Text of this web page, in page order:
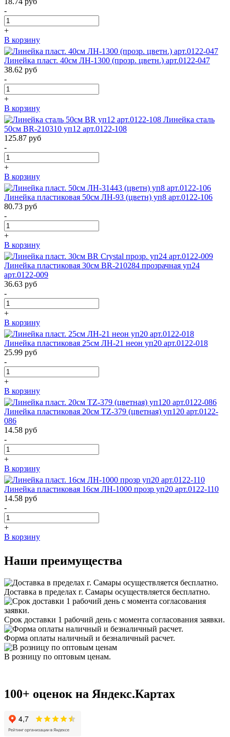
-
+
В корзину
Линейка пласт. 40см ЛН-1300 (прозр. цветн.) арт.0122-047
38.62 руб
-
+
В корзину
Линейка сталь
50см BR-210310 уп12 арт.0122-108
125.87 руб
-
+
В корзину
Линейка пластиковая 50см ЛН-93 (цветн) уп8 арт.0122-106
80.73 руб
-
+
В корзину
Линейка пластиковая 30см BR-210284 прозрачная уп24
арт.0122-009
36.63 руб
-
+
В корзину
Линейка пластиковая 25см ЛН-21 неон уп20 арт.0122-018
25.99 руб
-
+
В корзину
Линейка пластиковая 20см TZ-379 (цветная) уп120 арт.0122-
086
14.58 руб
-
+
В корзину
Линейка пластиковая 16см ЛН-1000 прозр уп20 арт.0122-110
14.58 руб
-
+
В корзину
Наши преимущества
Доставка в пределах г. Самары осуществляется бесплатно.
Срок доставки 1 рабочий день с момента согласования заявки.
Форма оплаты наличный и безналичный расчет.
В розницу по оптовым ценам.
100+ оценок на Яндекс.Картах